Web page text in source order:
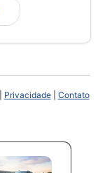
Privacidade| Contato